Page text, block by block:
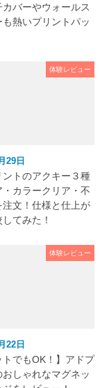
バーやウォールス
も熱いプリントパッ
体験レビュー
29日
ントのアクキー３種
・カラークリア・不
注文！仕様と仕上が
てみた！
体験レビュー
22日
トでもOK！】アドプ
おしゃれなマグネッ